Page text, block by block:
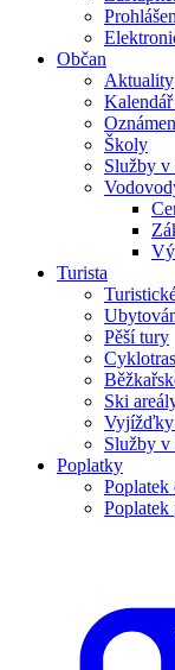
Občan
Aktuality
Školy
Služby v
Turista
Pěší tury
Ski
Vyjížďky
Služby v
Poplatky
Poplatek
Poplatek